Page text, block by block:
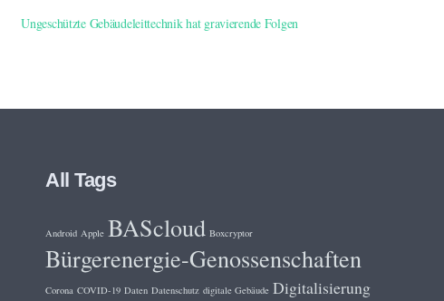
Ungeschützte Gebäudeleittechnik hat gravierende Folgen
All Tags
Android Apple BAScloud Boxcryptor
Bürgerenergie-Genossenschaften
Corona COVID-19 Daten Datenschutz digitale Gebäude Digitalisierung